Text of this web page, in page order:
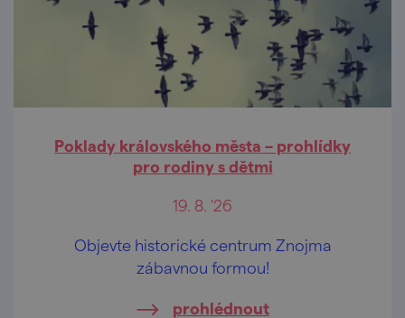
Poklady královského města – prohlídky
pro rodiny s dětmi
19. 8. '26
Objevte historické centrum Znojma
zábavnou formou!
prohlédnout